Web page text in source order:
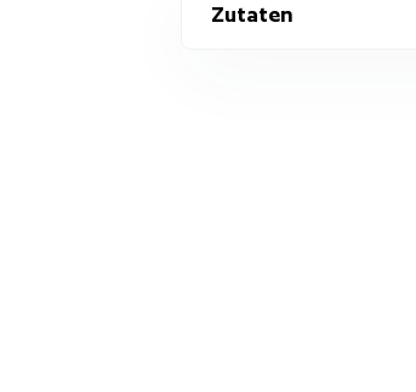
Zutaten